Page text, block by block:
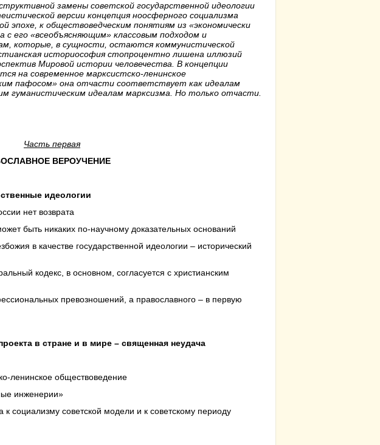
замены советской государственной идеологии
версии концепция ноосферного социализма
эпохе, к обществоведческим понятиям из «экономически
с его «всеобъясняющим» классовым подходом и
которые, в сущности, остаются коммунистической
историософия стопроцентно лишена иллюзий
Мировой истории человечества. В концепции
на современное марксистско-ленинское
пафосом» она отчасти соответствует как идеалам
гуманистическим идеалам марксизма. Но только отчасти.
Часть первая
ВЕРОУЧЕНИЕ
идеологии
нет возврата
быть никаких по-научному доказательных оснований
в качестве государственной идеологии – исторический
кодекс, в основном, согласуется с христианским
превозношений, а православного – в первую
в стране и в мире – священная неудача
ленинское обществоведение
инженерии»
социализму советской модели и к советскому периоду